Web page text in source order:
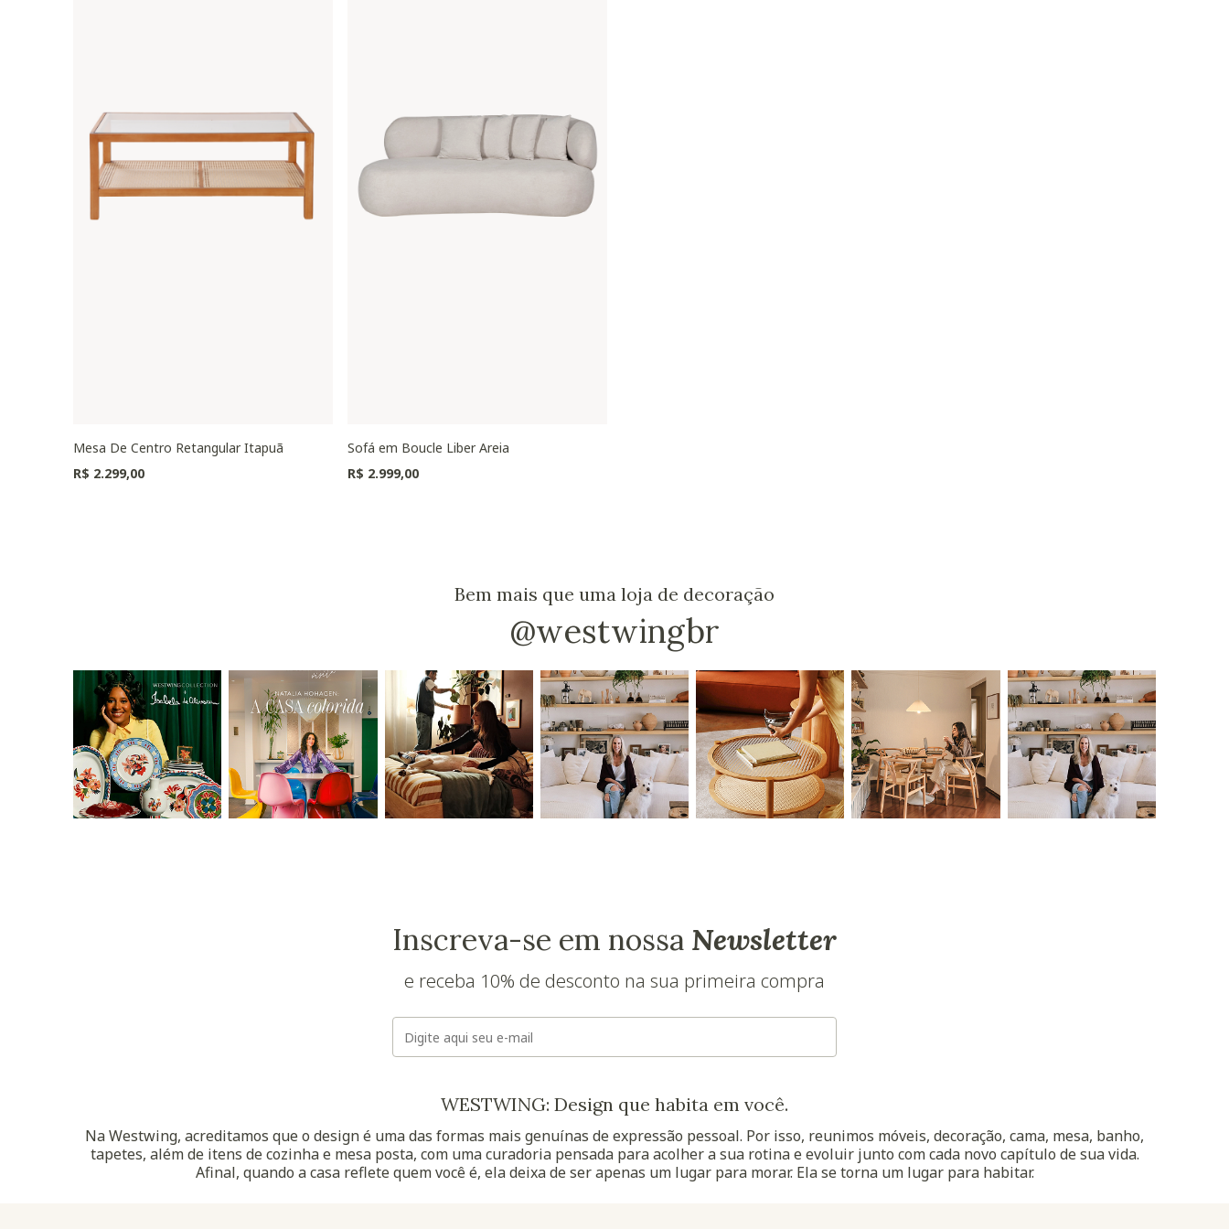
Mesa De Centro Retangular Itapuã
R$ 2.299,00
Sofá em Boucle Liber Areia
R$ 2.999,00
Bem mais que uma loja de decoração
@westwingbr
Inscreva-se em nossa Newsletter
e receba 10% de desconto na sua primeira compra
WESTWING: Design que habita em você.
Na Westwing, acreditamos que o design é uma das formas mais genuínas de expressão pessoal. Por isso, reunimos móveis, decoração, cama, mesa, banho,
tapetes, além de itens de cozinha e mesa posta, com uma curadoria pensada para acolher a sua rotina e evoluir junto com cada novo capítulo de sua vida.
Afinal, quando a casa reflete quem você é, ela deixa de ser apenas um lugar para morar. Ela se torna um lugar para habitar.